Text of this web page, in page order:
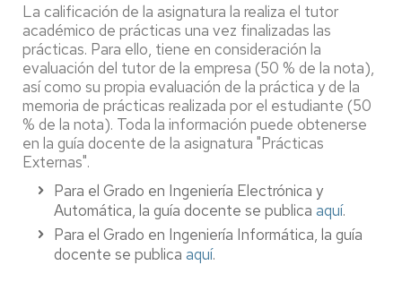
La calificación de la asignatura la realiza el tutor
académico de prácticas una vez finalizadas las
prácticas. Para ello, tiene en consideración la
evaluación del tutor de la empresa (50 % de la nota),
así como su propia evaluación de la práctica y de la
memoria de prácticas realizada por el estudiante (50
% de la nota). Toda la información puede obtenerse
en la guía docente de la asignatura "Prácticas
Externas".
Para el Grado en Ingeniería Electrónica y
Automática, la guía docente se publica aquí.
Para el Grado en Ingeniería Informática, la guía
docente se publica aquí.